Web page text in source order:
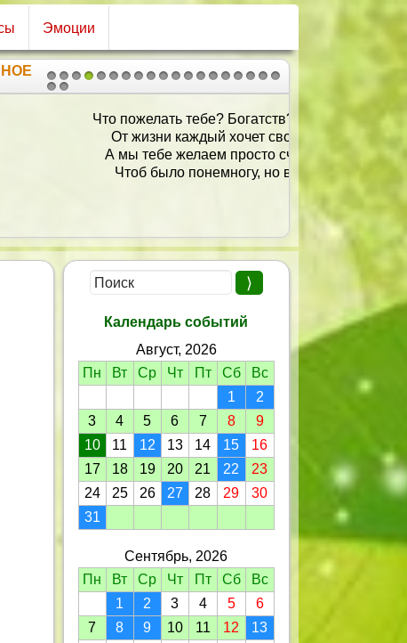
Эмоции
1 2
2021
пожелать тебе? Богатств? Удачи?
От жизни каждый хочет своего…
мы тебе желаем просто счастья,
Чтоб было понемногу, но всего!
Календарь событий
Август, 2026
Пн
Вт Ср Чт Пт Сб
Вс
1
2
3
4 5 6 7 8
9
10
11 12 13 14 15
16
17
18 19 20 21 22
23
24
25 26 27 28 29
30
31
Сентябрь, 2026
Пн
Вт Ср Чт Пт Сб
Вс
1
2 3 4 5
6
7
8 9 10 11 12
13